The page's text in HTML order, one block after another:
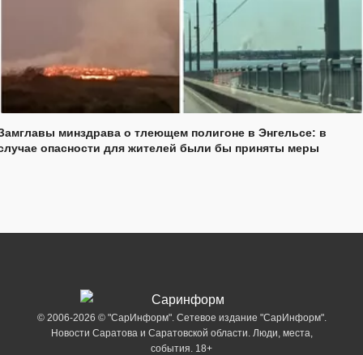
минздрава о тлеющем полигоне в Энгельсе: в
опасности для жителей были бы приняты меры
© 2006-2026 © "СарИнформ". Сетевое издание "СарИнформ".
Новости Саратова и Саратовской области. Люди, места,
события. 18+